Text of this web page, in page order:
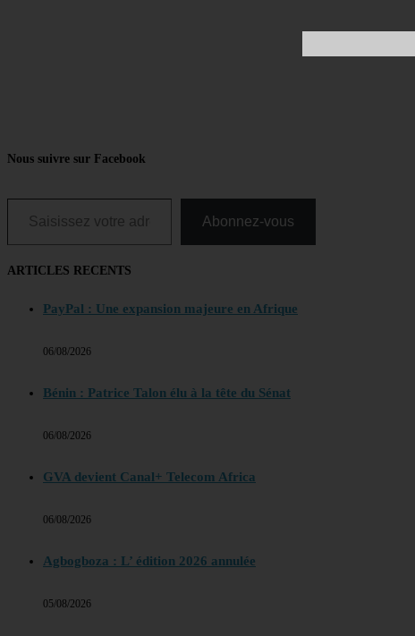
Nous suivre sur Facebook
Saisissez votre adresse e-mail…
Abonnez-vous
ARTICLES RECENTS
PayPal : Une expansion majeure en Afrique
06/08/2026
Bénin : Patrice Talon élu à la tête du Sénat
06/08/2026
GVA devient Canal+ Telecom Africa
06/08/2026
Agbogboza : L’ édition 2026 annulée
05/08/2026